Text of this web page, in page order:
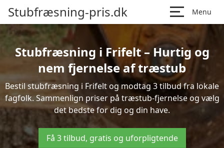
Stubfræsning-pris.dk Menu
Stubfræsning i Frifelt – Hurtig og
nem fjernelse af træstub
Bestil stubfræsning i Frifelt og modtag 3 tilbud fra lokale
fagfolk. Sammenlign priser på træstub-fjernelse og vælg
det bedste for dig og din have.
Få 3 tilbud, gratis og uforpligtende